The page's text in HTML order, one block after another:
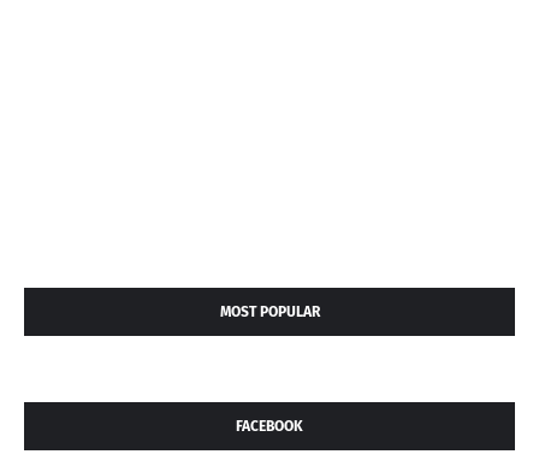
MOST POPULAR
FACEBOOK